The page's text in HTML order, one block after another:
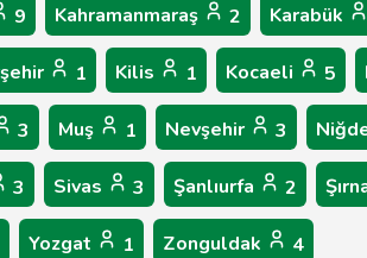
9 Kahramanmaraş 2 Karabük
1 Kilis 1 Kocaeli 5
3 Muş 1 Nevşehir 3
3 Sivas 3 Şanlıurfa 2
Yozgat 1 Zonguldak 4